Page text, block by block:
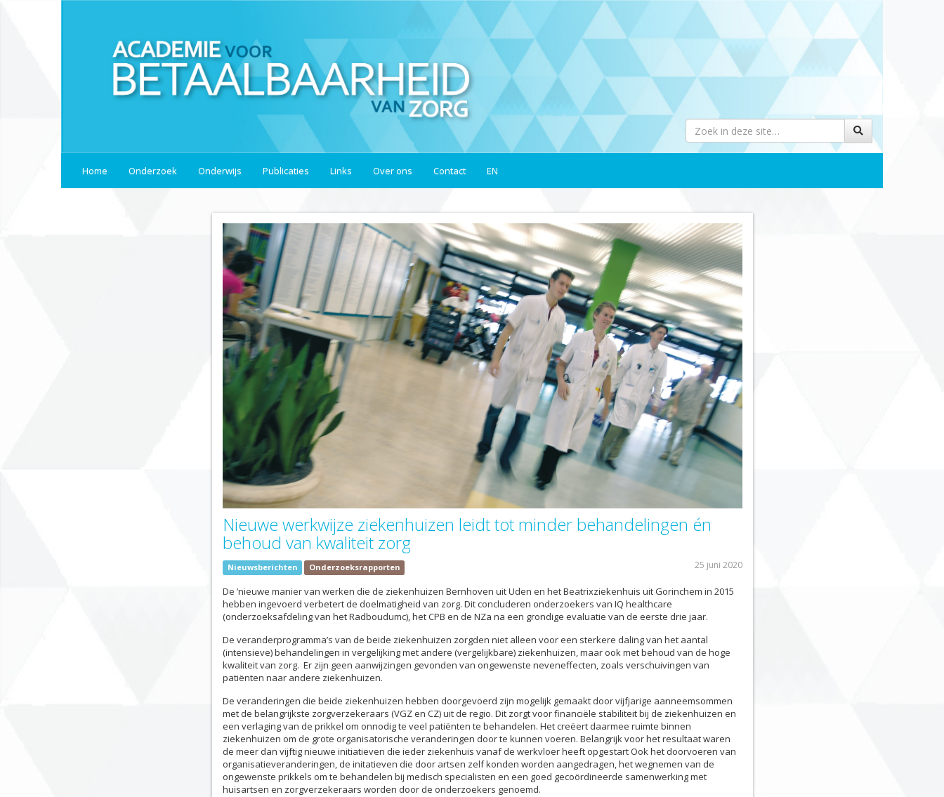
Home Onderzoek Onderwijs Publicaties Links Over ons Contact EN
Nieuwe werkwijze ziekenhuizen leidt tot minder behandelingen én
behoud van kwaliteit zorg
25 juni 2020
Nieuwsberichten Onderzoeksrapporten
De ’nieuwe manier van werken die de ziekenhuizen Bernhoven uit Uden en het Beatrixziekenhuis uit Gorinchem in 2015
hebben ingevoerd verbetert de doelmatigheid van zorg. Dit concluderen onderzoekers van IQ healthcare
(onderzoeksafdeling van het Radboudumc), het CPB en de NZa na een grondige evaluatie van de eerste drie jaar.
De veranderprogramma’s van de beide ziekenhuizen zorgden niet alleen voor een sterkere daling van het aantal
(intensieve) behandelingen in vergelijking met andere (vergelijkbare) ziekenhuizen, maar ook met behoud van de hoge
kwaliteit van zorg. Er zijn geen aanwijzingen gevonden van ongewenste neveneffecten, zoals verschuivingen van
patiënten naar andere ziekenhuizen.
De veranderingen die beide ziekenhuizen hebben doorgevoerd zijn mogelijk gemaakt door vijfjarige aanneemsommen
met de belangrijkste zorgverzekeraars (VGZ en CZ) uit de regio. Dit zorgt voor financiële stabiliteit bij de ziekenhuizen en
een verlaging van de prikkel om onnodig te veel patiënten te behandelen. Het creëert daarmee ruimte binnen
ziekenhuizen om de grote organisatorische veranderingen door te kunnen voeren. Belangrijk voor het resultaat waren
de meer dan vijftig nieuwe initiatieven die ieder ziekenhuis vanaf de werkvloer heeft opgestart Ook het doorvoeren van
organisatieveranderingen, de initatieven die door artsen zelf konden worden aangedragen, het wegnemen van de
ongewenste prikkels om te behandelen bij medisch specialisten en een goed gecoördineerde samenwerking met
huisartsen en zorgverzekeraars worden door de onderzoekers genoemd.